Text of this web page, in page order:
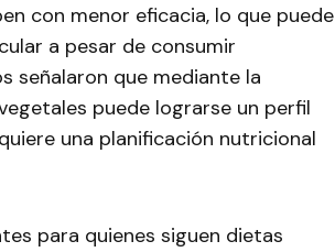
con menor eficacia, lo que puede
a pesar de consumir
señalaron que mediante la
puede lograrse un perfil
una planificación nutricional
para quienes siguen dietas